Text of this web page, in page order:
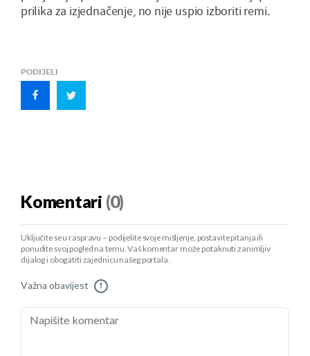
prilika za izjednačenje, no nije uspio izboriti remi.
PODIJELI
Komentari (0)
Uključite se u raspravu – podijelite svoje mišljenje, postavite pitanja ili
ponudite svoj pogled na temu. Vaš komentar može potaknuti zanimljiv
dijalog i obogatiti zajednicu našeg portala.
Važna obavijest !